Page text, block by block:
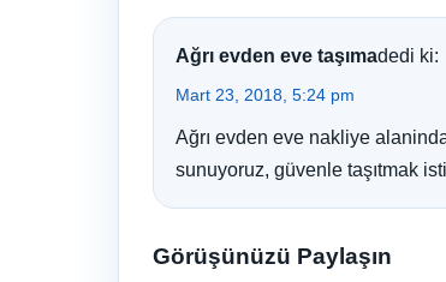
Ağrı evden eve taşımadedi ki:
Mart 23, 2018, 5:24 pm
Ağrı evden eve nakliye
sunuyoruz, güvenle taşıtmak
Görüşünüzü Paylaşın